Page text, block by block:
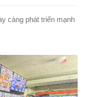
càng phát triển mạnh